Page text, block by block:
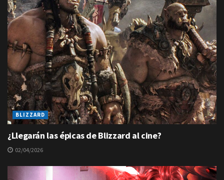
BLIZZARD
¿Llegarán las épicas de Blizzard al cine?
02/04/2026